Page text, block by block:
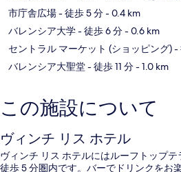
市庁舎広場- 徒歩 5 分- 0.4 km
バレンシア大学- 徒歩 6 分- 0.6 km
セントラル マーケット (ショッピング)-
バレンシア大聖堂- 徒歩 11 分- 1.0 km
この施設について
ヴィンチ リス ホテル
ヴィンチ リス ホテルにはルーフトップ
徒歩 5 分圏内です。バーでドリンクをお